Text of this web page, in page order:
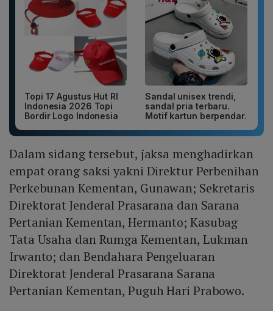
Topi 17 Agustus Hut RI
Indonesia 2026 Topi
Bordir Logo Indonesia
Sandal unisex trendi,
sandal pria terbaru.
Motif kartun berpendar.
Dalam sidang tersebut, jaksa menghadirkan
empat orang saksi yakni Direktur Perbenihan
Perkebunan Kementan, Gunawan; Sekretaris
Direktorat Jenderal Prasarana dan Sarana
Pertanian Kementan, Hermanto; Kasubag
Tata Usaha dan Rumga Kementan, Lukman
Irwanto; dan Bendahara Pengeluaran
Direktorat Jenderal Prasarana Sarana
Pertanian Kementan, Puguh Hari Prabowo.